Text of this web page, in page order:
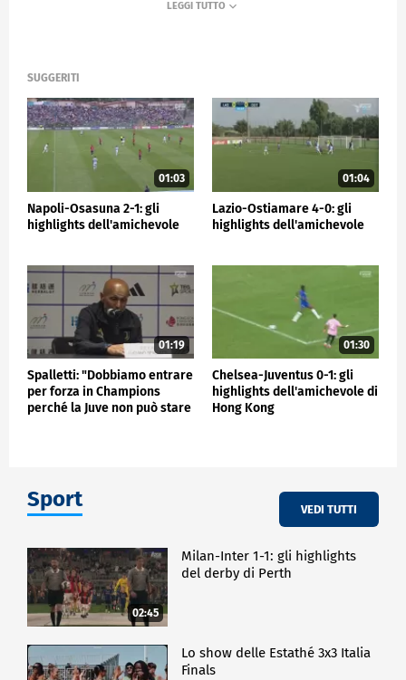
SUGGERITI
01:03
Napoli-Osasuna 2-1: gli
highlights dell'amichevole
01:04
Lazio-Ostiamare 4-0: gli
highlights dell'amichevole
01:19
Spalletti: "Dobbiamo entrare
per forza in Champions
perché la Juve non può stare
01:30
Chelsea-Juventus 0-1: gli
highlights dell'amichevole di
Hong Kong
Sport VEDI TUTTI
02:45
Milan-Inter 1-1: gli highlights
del derby di Perth
Lo show delle Estathé 3x3 Italia
Finals